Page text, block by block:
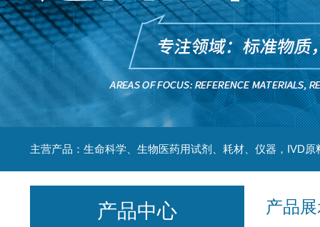
主营产品：生命科学、生物医药用试剂、耗材、仪器，IVD原
产品
产品中心